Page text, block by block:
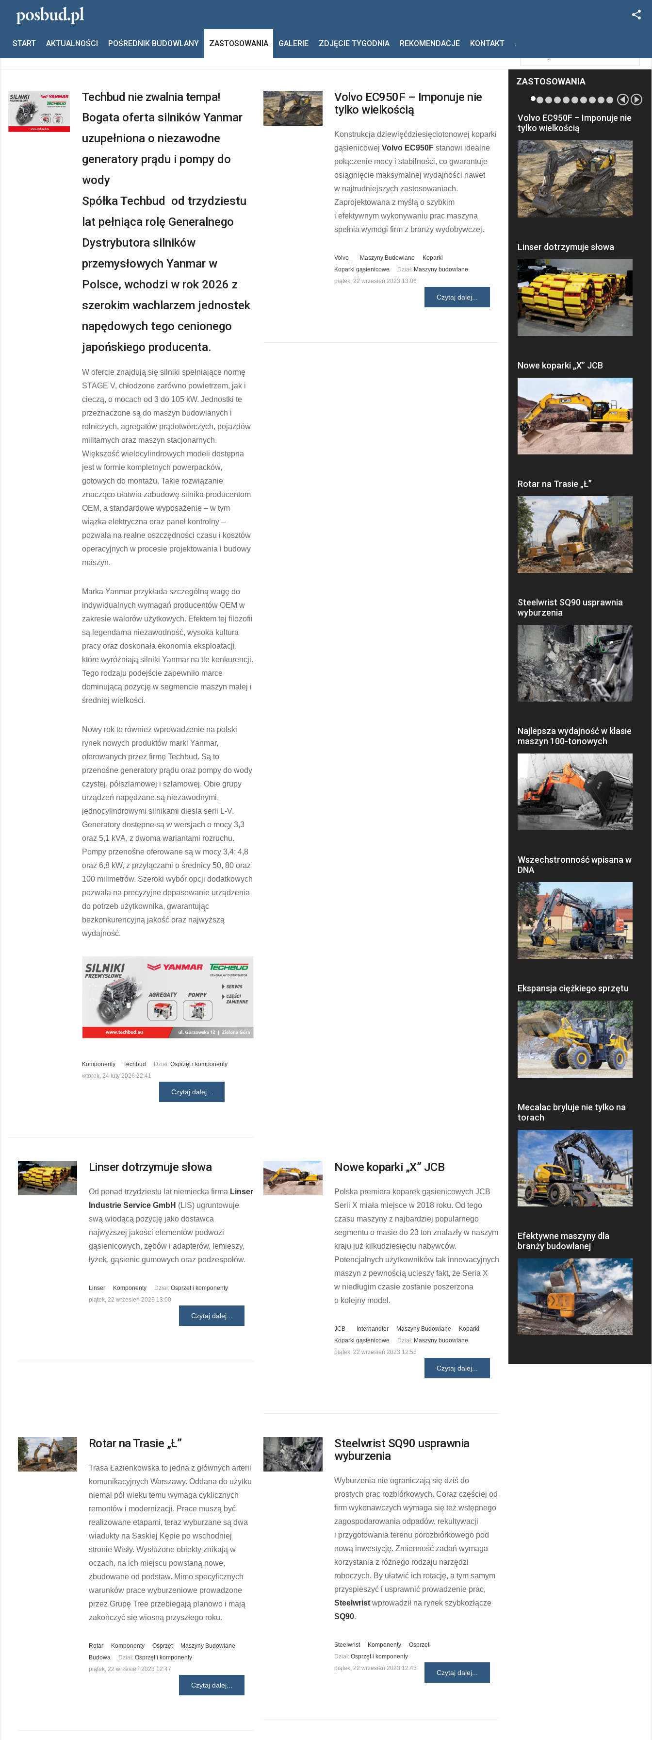
START AKTUALNOŚCI POŚREDNIK BUDOWLANY ZASTOSOWANIA GALERIE ZDJĘCIE TYGODNIA REKOMENDACJE KONTAKT .
Jesteś tutaj: Start Zastosowania
Techbud nie zwalnia tempa!
Bogata oferta silników Yanmar
uzupełniona o niezawodne
generatory prądu i pompy do
wody
Spółka Techbud od trzydziestu
lat pełniąca rolę Generalnego
Dystrybutora silników
przemysłowych Yanmar w
Polsce, wchodzi w rok 2026 z
szerokim wachlarzem jednostek
napędowych tego cenionego
japońskiego producenta.
W ofercie znajdują się silniki spełniające normę
STAGE V, chłodzone zarówno powietrzem, jak i
cieczą, o mocach od 3 do 105 kW. Jednostki te
przeznaczone są do maszyn budowlanych i
rolniczych, agregatów prądotwórczych, pojazdów
militarnych oraz maszyn stacjonarnych.
Większość wielocylindrowych modeli dostępna
jest w formie kompletnych powerpacków,
gotowych do montażu. Takie rozwiązanie
znacząco ułatwia zabudowę silnika producentom
OEM, a standardowe wyposażenie – w tym
wiązka elektryczna oraz panel kontrolny –
pozwala na realne oszczędności czasu i kosztów
operacyjnych w procesie projektowania i budowy
maszyn.
Marka Yanmar przykłada szczególną wagę do
indywidualnych wymagań producentów OEM w
zakresie walorów użytkowych. Efektem tej filozofii
są legendarna niezawodność, wysoka kultura
pracy oraz doskonała ekonomia eksploatacji,
które wyróżniają silniki Yanmar na tle konkurencji.
Tego rodzaju podejście zapewniło marce
dominującą pozycję w segmencie maszyn małej i
średniej wielkości.
Nowy rok to również wprowadzenie na polski
rynek nowych produktów marki Yanmar,
oferowanych przez firmę Techbud. Są to
przenośne generatory prądu oraz pompy do wody
czystej, półszlamowej i szlamowej. Obie grupy
urządzeń napędzane są niezawodnymi,
jednocylindrowymi silnikami diesla serii L-V.
Generatory dostępne są w wersjach o mocy 3,3
oraz 5,1 kVA, z dwoma wariantami rozruchu.
Pompy przenośne oferowane są w mocy 3,4; 4,8
oraz 6,8 kW, z przyłączami o średnicy 50, 80 oraz
100 milimetrów. Szeroki wybór opcji dodatkowych
pozwala na precyzyjne dopasowanie urządzenia
do potrzeb użytkownika, gwarantując
bezkonkurencyjną jakość oraz najwyższą
wydajność.
Komponenty Techbud Dział: Osprzęt i komponenty
wtorek, 24 luty 2026 22:41
Czytaj dalej...
Volvo EC950F – Imponuje nie
tylko wielkością
Konstrukcja dziewięćdziesięciotonowej koparki
gąsienicowejVolvo EC950F stanowi idealne
połączenie mocy i stabilności, co gwarantuje
osiągnięcie maksymalnej wydajności nawet
w najtrudniejszych zastosowaniach.
Zaprojektowana z myślą o szybkim
i efektywnym wykonywaniu prac maszyna
spełnia wymogi firm z branży wydobywczej.
Volvo_ Maszyny Budowlane
Koparki
Koparki gąsienicowe
Dział: Maszyny budowlane
piątek, 22 wrzesień 2023 13:06
Czytaj dalej...
Linser dotrzymuje słowa
Od ponad trzydziestu lat niemiecka firma Linser
Industrie Service GmbH (LIS) ugruntowuje
swą wiodącą pozycję jako dostawca
najwyższej jakości elementów podwozi
gąsienicowych, zębów i adapterów, lemieszy,
łyżek, gąsienic gumowych oraz podzespołów.
Linser Komponenty Dział: Osprzęt i komponenty
piątek, 22 wrzesień 2023 13:00
Czytaj dalej...
Nowe koparki „X” JCB
Polska premiera koparek gąsienicowych JCB
Serii X miała miejsce w 2018 roku. Od tego
czasu maszyny z najbardziej popularnego
segmentu o masie do 23 ton znalazły w naszym
kraju już kilkudziesięciu nabywców.
Potencjalnych użytkowników tak innowacyjnych
maszyn z pewnością ucieszy fakt, że Seria X
w niedługim czasie zostanie poszerzona
o kolejny model.
JCB_ Interhandler Maszyny Budowlane
Koparki
Koparki gąsienicowe
Dział: Maszyny budowlane
piątek, 22 wrzesień 2023 12:55
Czytaj dalej...
Rotar na Trasie „Ł”
Trasa Łazienkowska to jedna z głównych arterii
komunikacyjnych Warszawy. Oddana do użytku
niemal pół wieku temu wymaga cyklicznych
remontów i modernizacji. Prace muszą być
realizowane etapami, teraz wyburzane są dwa
wiadukty na Saskiej Kępie po wschodniej
stronie Wisły. Wysłużone obiekty znikają w
oczach, na ich miejscu powstaną nowe,
zbudowane od podstaw. Mimo specyficznych
warunków prace wyburzeniowe prowadzone
przez Grupę Tree przebiegają planowo i mają
zakończyć się wiosną przyszłego roku.
Rotar Komponenty Osprzęt
Maszyny Budowlane
Budowa
Dział: Osprzęt i komponenty
piątek, 22 wrzesień 2023 12:47
Czytaj dalej...
Steelwrist SQ90 usprawnia
wyburzenia
Wyburzenia nie ograniczają się dziś do
prostych prac rozbiórkowych. Coraz częściej od
firm wykonawczych wymaga się też wstępnego
zagospodarowania odpadów, rekultywacji
i przygotowania terenu porozbiórkowego pod
nową inwestycję. Zmienność zadań wymaga
korzystania z różnego rodzaju narzędzi
roboczych. By ułatwić ich rotację, a tym samym
przyspieszyć i usprawnić prowadzenie prac,
Steelwrist wprowadził na rynek szybkozłącze
SQ90.
Steelwrist Komponenty
Osprzęt
Dział: Osprzęt i komponenty
piątek, 22 wrzesień 2023 12:43
Czytaj dalej...
ZASTOSOWANIA
Poprzedni
Następny
Volvo EC950F – Imponuje nie
tylko wielkością
Linser dotrzymuje słowa
Nowe koparki „X” JCB
Rotar na Trasie „Ł”
Steelwrist SQ90 usprawnia
wyburzenia
Najlepsza wydajność w klasie
maszyn 100-tonowych
Wszechstronność wpisana w
DNA
Ekspansja ciężkiego sprzętu
Mecalac bryluje nie tylko na
torach
Efektywne maszyny dla
branży budowlanej